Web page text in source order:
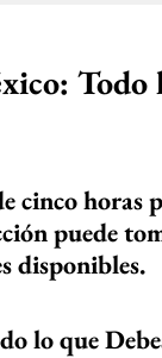
Todo
cinco horas
puede
disponibles.
lo que